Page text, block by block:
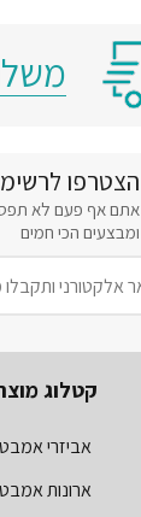
הצטרפו
אתם אף פעם לא
ומבצעים הכי חמים
קטלוג
אביזרי
ארונות